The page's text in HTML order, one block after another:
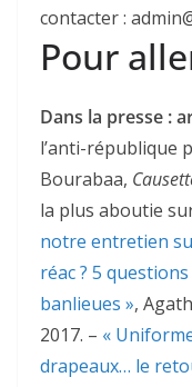
contacter :
Pour
Dans la presse :
l’anti-république
Bourabaa,
la plus aboutie
notre entretien
réac ? 5
banlieues »,
2017. – «
drapeaux… le